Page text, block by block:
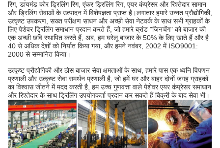
रिग, डायमंड कोर ड्रिलिंग रिग, एंकर ड्रिलिंग रिग, एयर कंप्रेसर और रिश्तेदार सामान
और ड्रिलिंग सेवाओं के उत्पादन में विशेषज्ञता प्राप्त है।लगातार हमारे उन्नत प्रौद्योगिकी,
उत्कृष्ट उपकरण, सख्त परीक्षण साधन और अच्छी सेवा नेटवर्क के साथ सभी ग्राहकों के
लिए पेशेवर ड्रिलिंग समाधान प्रदान करते हैं, जो हमारे ब्रांड "जिनचेंग" को बाजार की
एक अच्छी छवि स्थापित करते हैं, अब, हम घरेलू बाजार के 50% के लिए खाते हैं और है
40 से अधिक देशों को निर्यात किया गया, और हमने नवंबर, 2002 में ISO9001:
2000 से सम्मानित किया।
उत्कृष्ट प्रौद्योगिकी और ठोस बाजार सेवा क्षमताओं के साथ, हमारे पास एक ध्वनि विपणन
प्रणाली और उत्कृष्ट सेवा समर्थन प्रणाली है, जो हमें घर और बाहर दोनों जगह ग्राहकों
का विश्वास जीतने में मदद करती है, हम उच्च गुणवत्ता वाले पेशेवर एयर कंप्रेसर समाधान
और रिश्तेदार के साथ ड्रिलिंग उपयोगकर्ता प्रदान कर सकते हैं बिक्री के बाद सेवा भी।